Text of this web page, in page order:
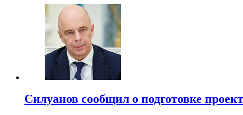
Силуанов сообщил о подготовке